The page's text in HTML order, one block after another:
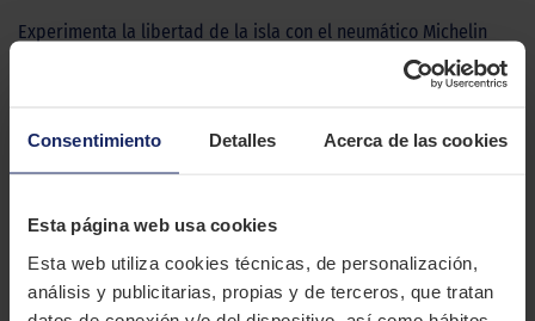
Consentimiento Detalles Acerca de las cookies
Esta página web usa cookies
Esta web utiliza cookies técnicas, de personalización,
análisis y publicitarias, propias y de terceros, que tratan
Experimenta la libertad de la isla con el neumático Michelin
ANAKEE 3, una revolución en rendimiento y diseño. Diseñado
para cautivar tanto en asfalto como en terrenos desafiantes, el
rival en condiciones secas y mojadas, y una durabilidad
imbatible. Desde sus zonas biseladas que garantizan una
ultraligera de fibra de aramida que ofrece una absorción
suave en superficies irregulares, cada detalle de la goma está
cuidadosamente diseñada para elevar tu experiencia de